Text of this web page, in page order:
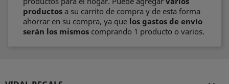
productos a su carrito de compra y de esta forma
ahorrar en su compra, ya que los gastos de envío
serán los mismos comprando 1 producto o varios.